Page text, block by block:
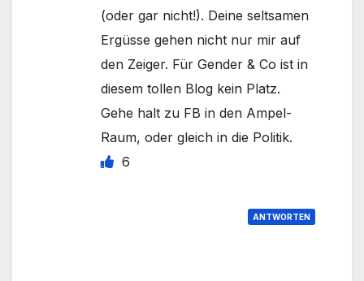
(oder gar nicht!). Deine seltsamen
Ergüsse gehen nicht nur mir auf
den Zeiger. Für Gender & Co ist in
diesem tollen Blog kein Platz.
Gehe halt zu FB in den Ampel-
Raum, oder gleich in die Politik.
6
ANTWORTEN